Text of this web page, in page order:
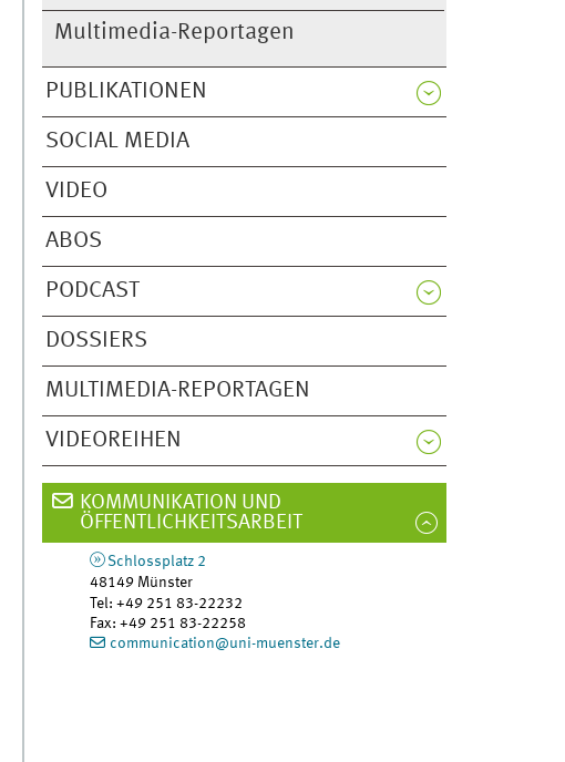
Multimedia-Reportagen
PUBLIKATIONEN
SOCIAL MEDIA
VIDEO
ABOS
PODCAST
DOSSIERS
MULTIMEDIA-REPORTAGEN
VIDEOREIHEN
KOMMUNIKATION UND
ÖFFENTLICHKEITSARBEIT
Schlossplatz 2
48149 Münster
Tel:+49 251 83-22232
Fax:+49 251 83-22258
communication@uni-muenster.de